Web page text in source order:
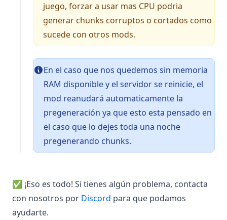
juego, forzar a usar mas CPU podria
generar chunks corruptos o cortados como
sucede con otros mods.
En el caso que nos quedemos sin memoria
RAM disponible y el servidor se reinicie, el
mod reanudará automaticamente la
pregeneración ya que esto esta pensado en
el caso que lo dejes toda una noche
pregenerando chunks.
✅ ¡Eso es todo! Si tienes algún problema, contacta
con nosotros por Discord (opens in a new tab)
para que podamos
ayudarte.